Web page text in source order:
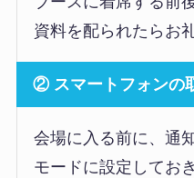
資料を配られたらお
② スマートフォンの
会場に入る前に、通
モードに設定してお